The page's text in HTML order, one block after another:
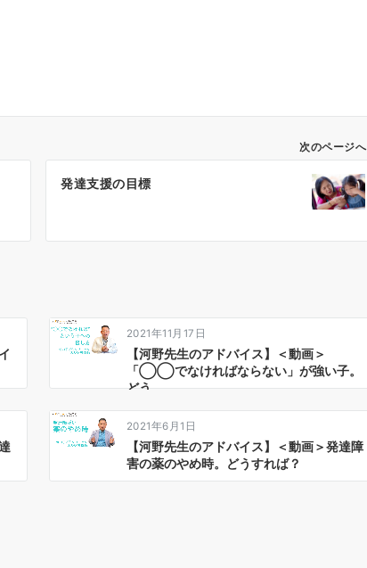
次のページへ
発達支援の目標
2021年11月17日
【河野先生のアドバイス】＜動画＞
「◯◯でなければならない」が強い子。
どう…
2021年6月1日
【河野先生のアドバイス】＜動画＞発達障
害の薬のやめ時。どうすれば？